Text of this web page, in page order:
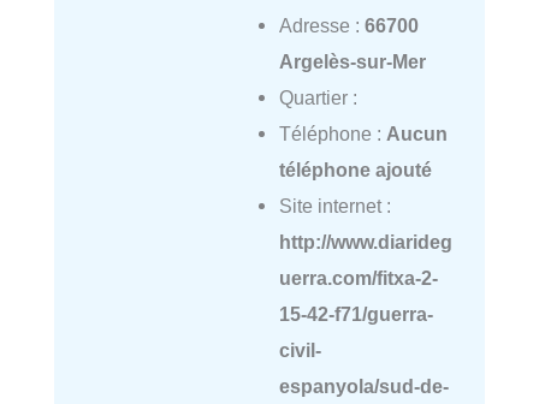
Adresse : 66700
Argelès-sur-Mer
Quartier :
Téléphone : Aucun
téléphone ajouté
Site internet :
http://www.diarideg
uerra.com/fitxa-2-
15-42-f71/guerra-
civil-
espanyola/sud-de-